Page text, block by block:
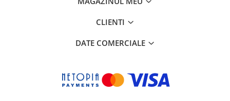
CLIENTI
DATE COMERCIALE